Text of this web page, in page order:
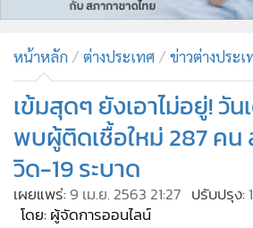
• บันเทิง
ผู้จัดการรายวัน
• คอลัมนิสต์
• ละคร
• CbizReview
• Cyber BIZ
หน้าหลัก ต่างประเทศ ข่าวต่างประเ
เข้มสุดๆ ยังเอาไม่อยู่! วั
พบผู้ติดเชื้อใหม่ 287 คน
วิด-19 ระบาด
เผยแพร่: 9 เม.ย. 2563 21:27 ปรับปรุง:
โดย: ผู้จัดการออนไลน์